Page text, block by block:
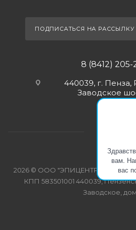
вам.
вас
ПОДПИСАТЬСЯ НА РАССЫЛКУ
8 (8412) 205-
440039, г. Пенза,
Заводское
2026 © ООО "ЭПИЦЕНТР-
КПП 583501001 440039,
Заводское,